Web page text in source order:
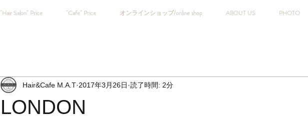
"Hair Salon" Price "Cafe" Price オンラインショップ/online shop ABOUT US PHOTO
LONDON
Hair&Cafe M.A.T 2017年3月26日 読了時間: 2分